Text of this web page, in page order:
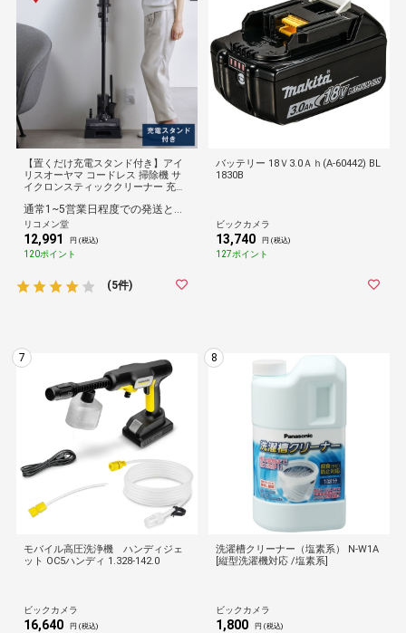
【置くだけ充電スタンド付き】アイ
リスオーヤマ コードレス 掃除機 サ
イクロンスティッククリーナー 充電
ド 静電モップ クリーンシステム搭載
IRIS OHYAMA【送料無料】
通常1~5営業日程度での発送となります。
リコメン堂
12,991 円 (税込)
120ポイント
(5件)
バッテリー 18Ｖ3.0Ａｈ(A-60442) BL
1830B
ビックカメラ
13,740 円 (税込)
127ポイント
7
モバイル高圧洗浄機 ハンディジェ
ット OC5ハンディ 1.328-142.0
ビックカメラ
16,640 円 (税込)
8
洗濯槽クリーナー（塩素系） N-W1A
[縦型洗濯機対応 /塩素系]
ビックカメラ
1,800 円 (税込)